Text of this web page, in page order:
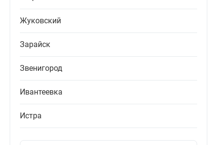
Жуковский
Зарайск
Звенигород
Ивантеевка
Истра